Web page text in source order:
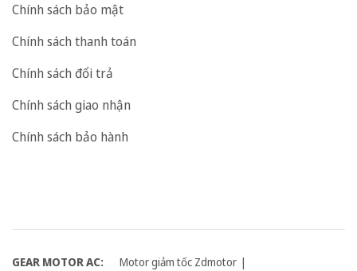
Chính sách bảo mật
Chính sách thanh toán
Chính sách đổi trả
Chính sách giao nhận
Chính sách bảo hành
GEAR MOTOR AC:
Motor giảm tốc Zdmotor